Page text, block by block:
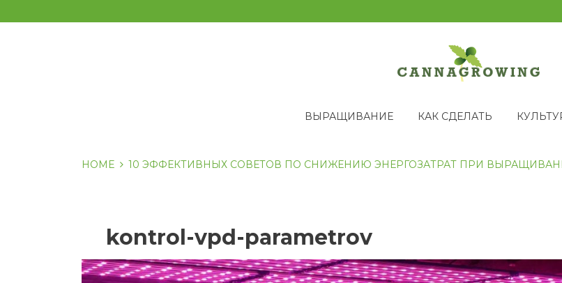
к
ВЫРАЩИВАНИЕ КАК СДЕЛАТЬ
HOME 10 ЭФФЕКТИВНЫХ СОВЕТОВ ПО СНИЖЕНИЮ ЭНЕРГОЗАТРАТ ПРИ
kontrol-vpd-parametrov